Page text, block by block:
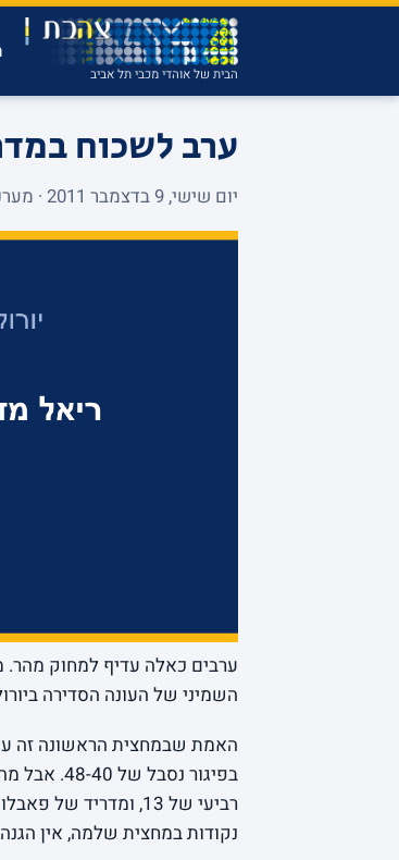
הבית של אוהדי מכבי תל אביב
ערב לשכוח במדריד: 88-
יום שישי, 9 בדצמבר 2011 · מערכת צהבת
השמיני של העונה הסדירה ביורוליג, הפסד של 24 נקודות שלא
נקודות במחצית שלמה, אין